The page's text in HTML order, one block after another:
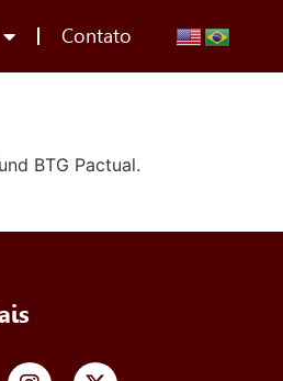
Contato
BTG Pactual.